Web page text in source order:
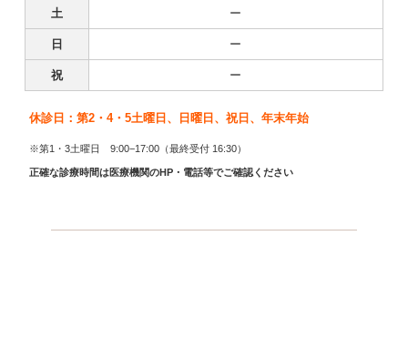
土 ー
日 ー
祝 ー
休診日：第2・4・5土曜日、日曜日、祝日、年末年始
※第1・3土曜日 9:00−17:00（最終受付 16:30）
正確な診療時間は医療機関のHP・電話等でご確認ください